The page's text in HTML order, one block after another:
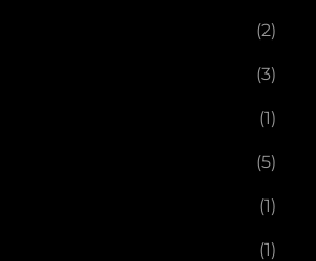
(2)
(3)
(1)
(5)
(1)
(1)